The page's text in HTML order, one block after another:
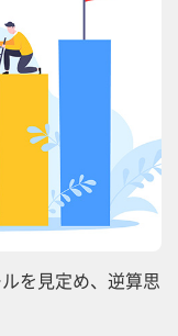
を見定め、逆算思